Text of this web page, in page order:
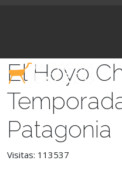
El Hoyo
Patagonia
Visitas: 113537